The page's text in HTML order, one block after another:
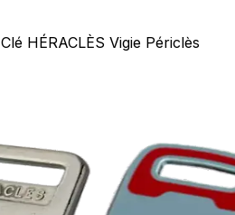
Clé HÉRACLÈS Vigie Périclès